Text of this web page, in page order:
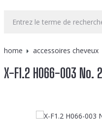
home accessoires cheveux
X-F1.2 H066-003 No.
Ignorer la galerie d'images